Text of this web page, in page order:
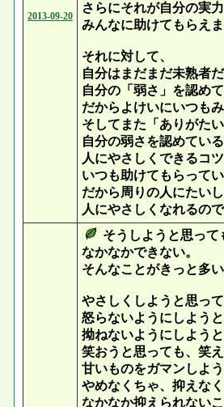
2013-09-20
さらにそれが自分の実
みんなに助けてもらえ
それに対して、
自分はまだまだ未熟者
自分の「弱さ」を認め
だからよけいにいつも
そしてまた「ありがた
自分の弱さを認めてい
人にやさしくできるコ
いつも助けてもらって
だから周りの人にたい
人にやさしくなれるの
そうしようと思っ
なかなかできない。
そんなことがきっと多
やさしくしようと思っ
怒らないようにしよう
拗ねないようにしよう
笑おうと思っても、笑
甘いものをガマンしよ
やめなくちゃ、抑えな
なかなか抑えられない